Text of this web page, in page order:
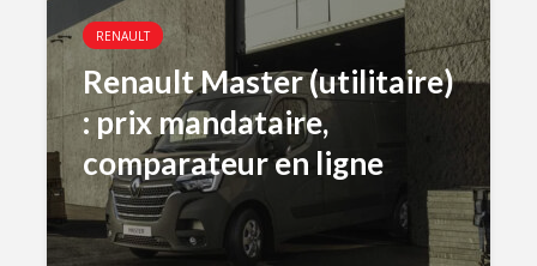
RENAULT
Renault Master (utilitaire)
: prix mandataire,
comparateur en ligne